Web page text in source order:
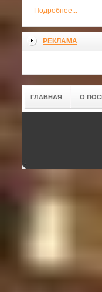
Подробнее...
РЕКЛАМА
ГЛАВНАЯ О